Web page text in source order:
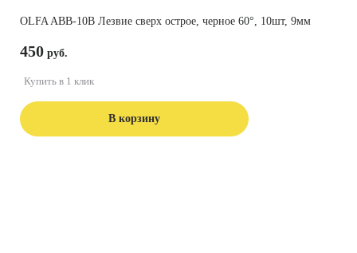
OLFA ABB-10B Лезвие сверх острое, черное 60°, 10шт, 9мм
450
В корзину
Купить в 1 клик